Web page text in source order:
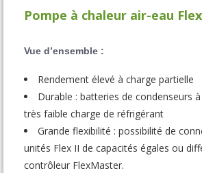
Pompe à chaleur air-eau
Vue d’ensemble :
Rendement élevé à charge partielle
Durable : batteries de condenseurs
très faible charge de réfrigérant
Grande flexibilité : possibilité de
unités Flex II de capacités égales ou
contrôleur FlexMaster.